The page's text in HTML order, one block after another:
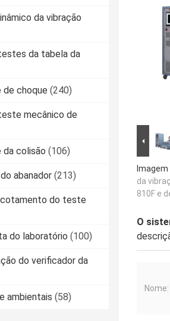
da vibração
da tabela da
choque (240)
mecânico de
da colisão (106)
abanador (213)
do teste
do laboratório (100)
do verificador da
ambientais (58)
Imagem
da
810F e
O
Nome: